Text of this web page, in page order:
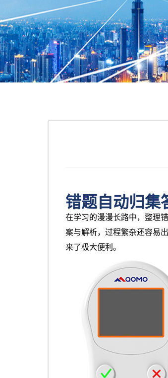
错题自动归集
在学习的漫漫长路中，整理
案与解析，过程繁杂还容易
来了极大便利。